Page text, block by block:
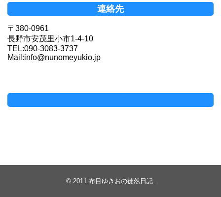
連絡先
〒380-0961
長野市安茂里小市1-4-10
TEL:090-3083-3737
Mail:info@nunomeyukio.jp
© 2011 布目ゆきおの徒然日記